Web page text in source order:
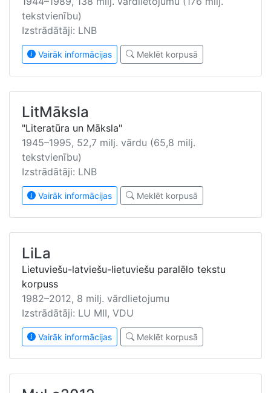
tekstvienību)
Izstrādātāji: LNB
Vairāk informācijas Meklēt korpusā
LitMāksla
"Literatūra un Māksla"
1945–1995, 52,7 milj. vārdu (65,8 milj.
tekstvienību)
Izstrādātāji: LNB
Vairāk informācijas Meklēt korpusā
LiLa
Lietuviešu-latviešu-lietuviešu paralēlo tekstu
korpuss
1982–2012, 8 milj. vārdlietojumu
Izstrādātāji: LU MII, VDU
Vairāk informācijas Meklēt korpusā